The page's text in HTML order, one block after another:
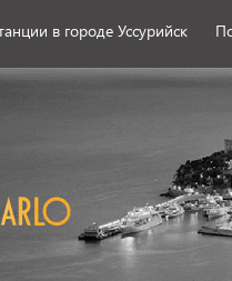
в городе Уссурийск